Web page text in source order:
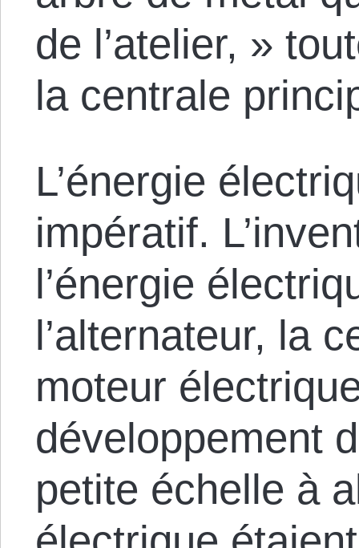
de l’atelier, »
la centrale
L’énergie
impératif.
l’énergie
l’alternateur, la
moteur
développement
petite échelle à